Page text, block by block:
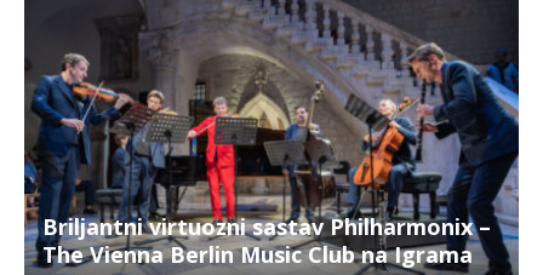
Briljantni virtuozni sastav Philharmonix –
The Vienna Berlin Music Club na Igrama